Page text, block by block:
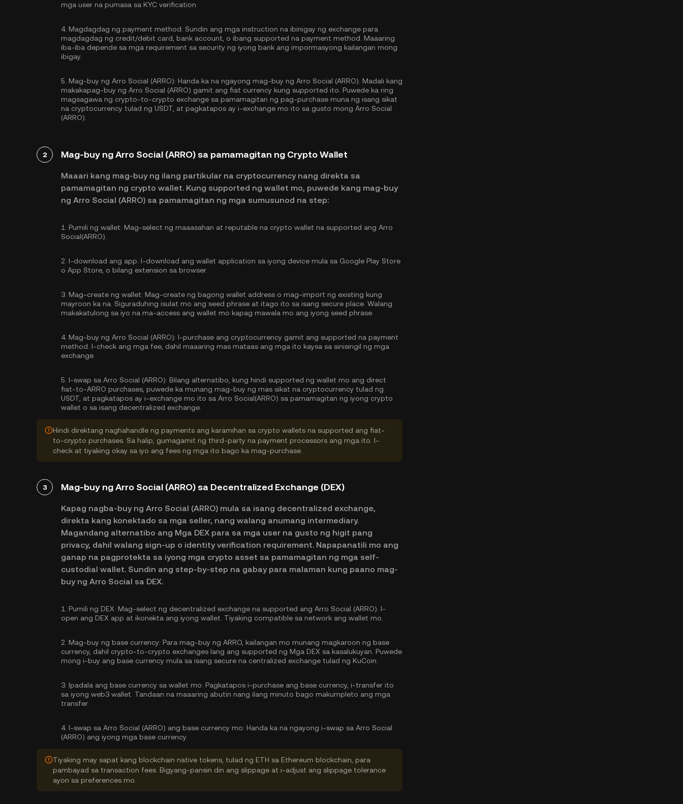
mga user na pumasa sa KYC verification.
4. Magdagdag ng payment method: Sundin ang mga instruction na ibinigay ng exchange para
magdagdag ng credit/debit card, bank account, o ibang supported na payment method. Maaaring
iba-iba depende sa mga requirement sa security ng iyong bank ang impormasyong kailangan mong
ibigay.
5. Mag-buy ng Arro Social (ARRO): Handa ka na ngayong mag-buy ng Arro Social (ARRO). Madali kang
makakapag-buy ng Arro Social (ARRO) gamit ang fiat currency kung supported ito. Puwede ka ring
magsagawa ng crypto-to-crypto exchange sa pamamagitan ng pag-purchase muna ng isang sikat
na cryptocurrency tulad ng USDT , at pagkatapos ay i-exchange mo ito sa gusto mong Arro Social
(ARRO).
2 Mag-buy ng Arro Social (ARRO) sa pamamagitan ng Crypto Wallet
Maaari kang mag-buy ng ilang partikular na cryptocurrency nang direkta sa
pamamagitan ng crypto wallet. Kung supported ng wallet mo, puwede kang mag-buy
ng Arro Social (ARRO) sa pamamagitan ng mga sumusunod na step:
1. Pumili ng wallet: Mag-select ng maaasahan at reputable na crypto wallet na supported ang Arro
Social(ARRO).
2. I-download ang app: I-download ang wallet application sa iyong device mula sa Google Play Store
o App Store, o bilang extension sa browser.
3. Mag-create ng wallet: Mag-create ng bagong wallet address o mag-import ng existing kung
mayroon ka na. Siguraduhing isulat mo ang seed phrase at itago ito sa isang secure place. Walang
makakatulong sa iyo na ma-access ang wallet mo kapag mawala mo ang iyong seed phrase.
4. Mag-buy ng Arro Social (ARRO): I-purchase ang cryptocurrency gamit ang supported na payment
method. I-check ang mga fee, dahil maaaring mas mataas ang mga ito kaysa sa sinisingil ng mga
exchange.
5. I-swap sa Arro Social (ARRO): Bilang alternatibo, kung hindi supported ng wallet mo ang direct
fiat-to-ARRO purchases, puwede ka munang mag-buy ng mas sikat na cryptocurrency tulad ng
USDT, at pagkatapos ay i-exchange mo ito sa Arro Social(ARRO) sa pamamagitan ng iyong crypto
wallet o sa isang decentralized exchange.
Hindi direktang naghahandle ng payments ang karamihan sa crypto wallets na supported ang fiat-
to-crypto purchases. Sa halip, gumagamit ng third-party na payment processors ang mga ito. I-
check at tiyaking okay sa iyo ang fees ng mga ito bago ka mag-purchase.
3 Mag-buy ng Arro Social (ARRO) sa Decentralized Exchange (DEX)
Kapag nagba-buy ng Arro Social (ARRO) mula sa isang decentralized exchange,
direkta kang konektado sa mga seller, nang walang anumang intermediary.
Magandang alternatibo ang Mga DEX para sa mga user na gusto ng higit pang
privacy, dahil walang sign-up o identity verification requirement. Napapanatili mo ang
ganap na pagprotekta sa iyong mga crypto asset sa pamamagitan ng mga self-
custodial wallet. Sundin ang step-by-step na gabay para malaman kung paano mag-
buy ng Arro Social sa DEX.
1. Pumili ng DEX: Mag-select ng decentralized exchange na supported ang Arro Social (ARRO). I-
open ang DEX app at ikonekta ang iyong wallet. Tiyaking compatible sa network ang wallet mo.
2. Mag-buy ng base currency: Para mag-buy ng ARRO, kailangan mo munang magkaroon ng base
currency, dahil crypto-to-crypto exchanges lang ang supported ng Mga DEX sa kasalukuyan. Puwede
mong i-buy ang base currency mula sa isang secure na centralized exchange tulad ng KuCoin.
3. Ipadala ang base currency sa wallet mo: Pagkatapos i-purchase ang base currency, i-transfer ito
sa iyong web3 wallet. Tandaan na maaaring abutin nang ilang minuto bago makumpleto ang mga
transfer.
4. I-swap sa Arro Social (ARRO) ang base currency mo: Handa ka na ngayong i-swap sa Arro Social
(ARRO) ang iyong mga base currency.
Tiyaking may sapat kang blockchain native tokens, tulad ng ETH sa Ethereum blockchain, para
pambayad sa transaction fees. Bigyang-pansin din ang slippage at i-adjust ang slippage tolerance
ayon sa preferences mo.